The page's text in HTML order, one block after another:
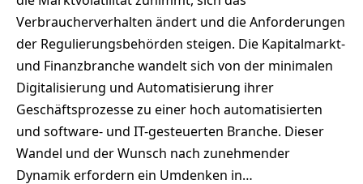
Verbraucherverhalten ändert und die Anforderungen
der Regulierungsbehörden steigen. Die Kapitalmarkt-
und Finanzbranche wandelt sich von der minimalen
Digitalisierung und Automatisierung ihrer
Geschäftsprozesse zu einer hoch automatisierten
und software- und IT-gesteuerten Branche. Dieser
Wandel und der Wunsch nach zunehmender
Dynamik erfordern ein Umdenken in…